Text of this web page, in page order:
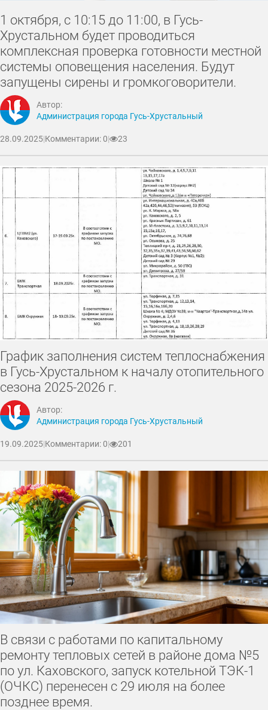
1 октября, с 10:15 до 11:00, в Гусь-
Хрустальном будет проводиться
комплексная проверка готовности местной
системы оповещения населения. Будут
запущены сирены и громкоговорители.
Автор:
Администрация города Гусь-Хрустальный
28.09.2025|Комментарии: 0| 23
График заполнения систем теплоснабжения
в Гусь-Хрустальном к началу отопительного
сезона 2025-2026 г.
Автор:
Администрация города Гусь-Хрустальный
19.09.2025|Комментарии: 0| 201
В связи с работами по капитальному
ремонту тепловых сетей в районе дома №5
по ул. Каховского, запуск котельной ТЭК-1
(ОЧКС) перенесен с 29 июля на более
позднее время.